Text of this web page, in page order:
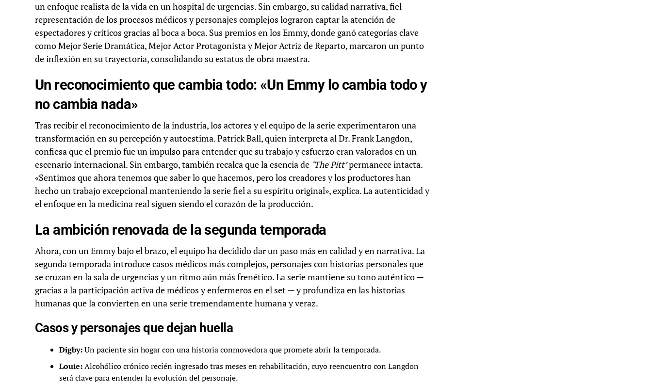
un enfoque realista de la vida en un hospital de urgencias. Sin embargo, su calidad narrativa, fiel
representación de los procesos médicos y personajes complejos lograron captar la atención de
espectadores y críticos gracias al boca a boca. Sus premios en los Emmy, donde ganó categorías clave
como Mejor Serie Dramática, Mejor Actor Protagonista y Mejor Actriz de Reparto, marcaron un punto
de inflexión en su trayectoria, consolidando su estatus de obra maestra.
Un reconocimiento que cambia todo: «Un Emmy lo cambia todo y
no cambia nada»
Tras recibir el reconocimiento de la industria, los actores y el equipo de la serie experimentaron una
transformación en su percepción y autoestima. Patrick Ball, quien interpreta al Dr. Frank Langdon,
confiesa que el premio fue un impulso para entender que su trabajo y esfuerzo eran valorados en un
escenario internacional. Sin embargo, también recalca que la esencia de ‘The Pitt’permanece intacta.
«Sentimos que ahora tenemos que saber lo que hacemos, pero los creadores y los productores han
hecho un trabajo excepcional manteniendo la serie fiel a su espíritu original», explica. La autenticidad y
el enfoque en la medicina real siguen siendo el corazón de la producción.
La ambición renovada de la segunda temporada
Ahora, con un Emmy bajo el brazo, el equipo ha decidido dar un paso más en calidad y en narrativa. La
segunda temporada introduce casos médicos más complejos, personajes con historias personales que
se cruzan en la sala de urgencias y un ritmo aún más frenético. La serie mantiene su tono auténtico —
gracias a la participación activa de médicos y enfermeros en el set — y profundiza en las historias
humanas que la convierten en una serie tremendamente humana y veraz.
Casos y personajes que dejan huella
Digby:Un paciente sin hogar con una historia conmovedora que promete abrir la temporada.
Louie:Alcohólico crónico recién ingresado tras meses en rehabilitación, cuyo reencuentro con Langdon
será clave para entender la evolución del personaje.